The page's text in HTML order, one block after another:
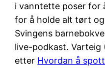
i vanntette poser for
for å holde alt tørt
Svingens
live-podkast. Varteig
etter Hvordan å